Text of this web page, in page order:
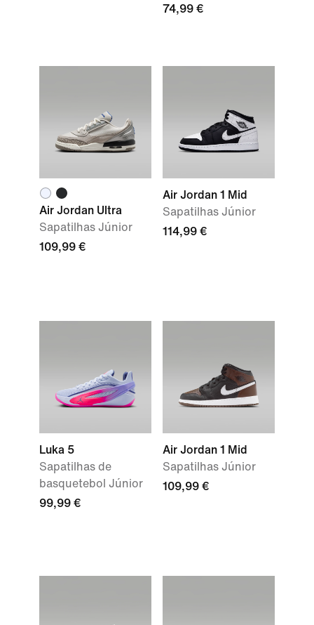
74,99 €
Air Jordan Ultra
Sapatilhas Júnior
109,99 €
Air Jordan 1 Mid
Sapatilhas Júnior
114,99 €
Luka 5
Sapatilhas de
basquetebol Júnior
99,99 €
Air Jordan 1 Mid
Sapatilhas Júnior
109,99 €